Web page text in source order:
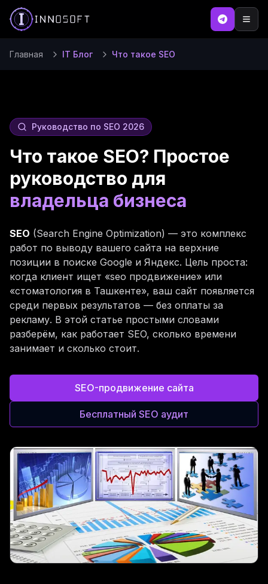
Главная IT Блог Что такое SEO
Руководство по SEO 2026
Что такое SEO? Простое
руководство для
владельца бизнеса
SEO (Search Engine Optimization) — это комплекс
работ по выводу вашего сайта на верхние
позиции в поиске Google и Яндекс. Цель проста:
когда клиент ищет «seo продвижение» или
«стоматология в Ташкенте», ваш сайт появляется
среди первых результатов — без оплаты за
рекламу. В этой статье простыми словами
разберём, как работает SEO, сколько времени
занимает и сколько стоит.
SEO-продвижение сайта
Бесплатный SEO аудит